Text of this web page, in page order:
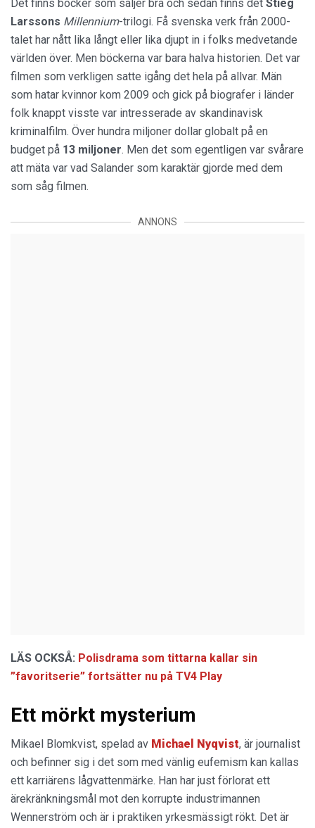
Det finns böcker som säljer bra och sedan finns det Stieg
Larssons Millennium-trilogi. Få svenska verk från 2000-
talet har nått lika långt eller lika djupt in i folks medvetande
världen över. Men böckerna var bara halva historien. Det var
filmen som verkligen satte igång det hela på allvar. Män
som hatar kvinnor kom 2009 och gick på biografer i länder
folk knappt visste var intresserade av skandinavisk
kriminalfilm. Över hundra miljoner dollar globalt på en
budget på 13 miljoner. Men det som egentligen var svårare
att mäta var vad Salander som karaktär gjorde med dem
som såg filmen.
ANNONS
LÄS OCKSÅ: Polisdrama som tittarna kallar sin
”favoritserie” fortsätter nu på TV4 Play
Ett mörkt mysterium
Mikael Blomkvist, spelad av Michael Nyqvist, är journalist
och befinner sig i det som med vänlig eufemism kan kallas
ett karriärens lågvattenmärke. Han har just förlorat ett
ärekränkningsmål mot den korrupte industrimannen
Wennerström och är i praktiken yrkesmässigt rökt. Det är